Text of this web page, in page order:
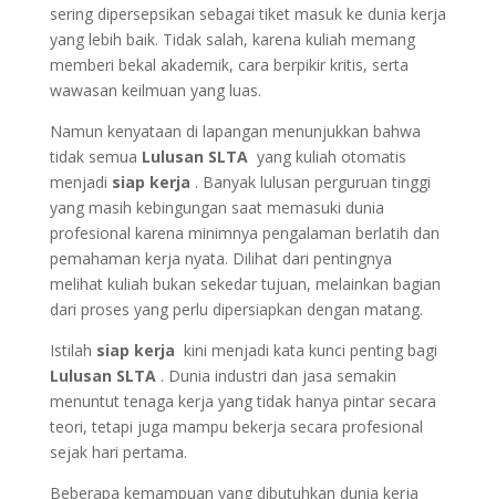
sering dipersepsikan sebagai tiket masuk ke dunia kerja
yang lebih baik. Tidak salah, karena kuliah memang
memberi bekal akademik, cara berpikir kritis, serta
wawasan keilmuan yang luas.
Namun kenyataan di lapangan menunjukkan bahwa
tidak semua Lulusan SLTA yang kuliah otomatis
menjadi siap kerja . Banyak lulusan perguruan tinggi
yang masih kebingungan saat memasuki dunia
profesional karena minimnya pengalaman berlatih dan
pemahaman kerja nyata. Dilihat dari pentingnya
melihat kuliah bukan sekedar tujuan, melainkan bagian
dari proses yang perlu dipersiapkan dengan matang.
Istilah siap kerja kini menjadi kata kunci penting bagi
Lulusan SLTA . Dunia industri dan jasa semakin
menuntut tenaga kerja yang tidak hanya pintar secara
teori, tetapi juga mampu bekerja secara profesional
sejak hari pertama.
Beberapa kemampuan yang dibutuhkan dunia kerja